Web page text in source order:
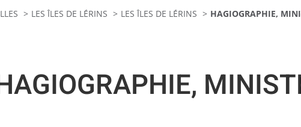
LES ÎLES DE LÉRINS LES ÎLES DE LÉRINS HAGIOGRAPHIE,